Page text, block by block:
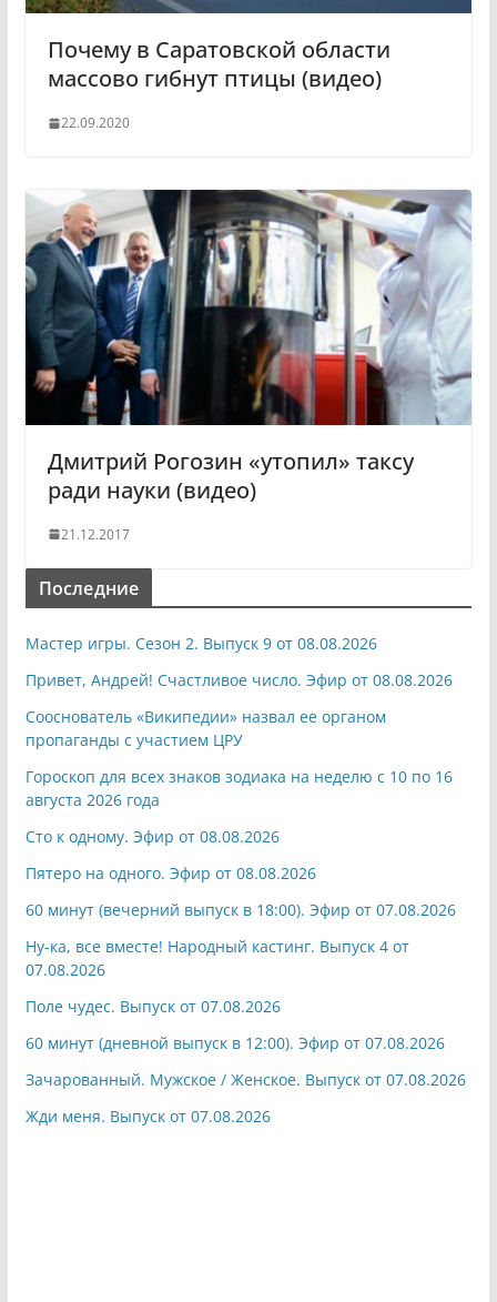
Почему в Саратовской области
массово гибнут птицы (видео)
22.09.2020
Дмитрий Рогозин «утопил» таксу
ради науки (видео)
21.12.2017
Последние
Мастер игры. Сезон 2. Выпуск 9 от 08.08.2026
Привет, Андрей! Счастливое число. Эфир от 08.08.2026
Сооснователь «Википедии» назвал ее органом
пропаганды с участием ЦРУ
Гороскоп для всех знаков зодиака на неделю с 10 по 16
августа 2026 года
Сто к одному. Эфир от 08.08.2026
Пятеро на одного. Эфир от 08.08.2026
60 минут (вечерний выпуск в 18:00). Эфир от 07.08.2026
Ну-ка, все вместе! Народный кастинг. Выпуск 4 от
07.08.2026
Поле чудес. Выпуск от 07.08.2026
60 минут (дневной выпуск в 12:00). Эфир от 07.08.2026
Зачарованный. Мужское / Женское. Выпуск от 07.08.2026
Жди меня. Выпуск от 07.08.2026